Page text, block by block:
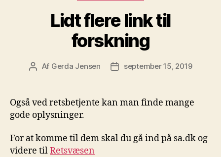
Lidt flere link til
forskning
Indlægsforfatter
Af Gerda Jensen Indlægsdato
september 15, 2019
Også ved retsbetjente kan man finde mange
gode oplysninger.
For at komme til dem skal du gå ind på sa.dk og
videre tilRetsvæsen